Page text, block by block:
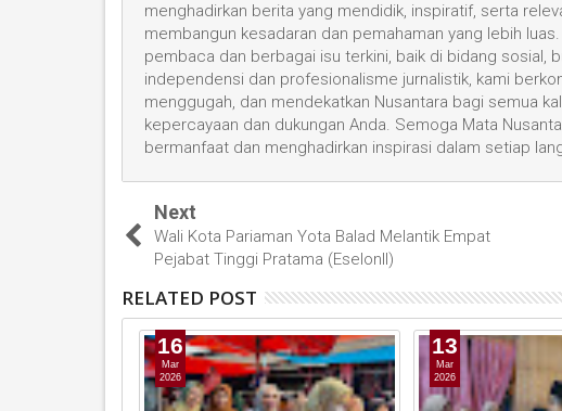
menghadirkan berita yang mendidik, inspiratif, serta
membangun kesadaran dan pemahaman yang lebih
pembaca dan berbagai isu terkini, baik di bidang sosial,
independensi dan profesionalisme jurnalistik, kami
menggugah, dan mendekatkan Nusantara bagi semua
kepercayaan dan dukungan Anda. Semoga Mata
bermanfaat dan menghadirkan inspirasi dalam setiap
Next
Wali Kota Pariaman Yota Balad Melantik Empat
Pejabat Tinggi Pratama (Eselonll)
RELATED POST
16
Mar
2026
13
Mar
2026